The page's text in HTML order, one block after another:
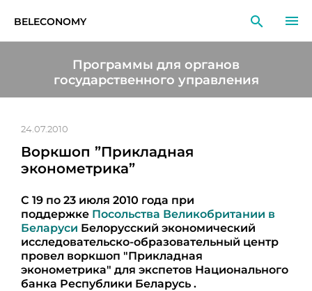
BELECONOMY
LT
ИССЛЕДОВАНИЯ
ОБРАЗОВАНИЕ
СОБЫТИЯ
Программы для органов
государственного управления
24.07.2010
Воркшоп ”Прикладная
эконометрика”
С 19 по 23 июля 2010 года при
поддержке Посольства Великобритании в
Беларуси Белорусский экономический
исследовательско-образовательный центр
провел воркшоп "Прикладная
эконометрика" для экспетов Национального
банка Республики Беларусь .